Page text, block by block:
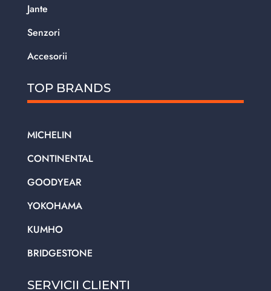
Jante
Senzori
Accesorii
TOP BRANDS
MICHELIN
CONTINENTAL
GOODYEAR
YOKOHAMA
KUMHO
BRIDGESTONE
SERVICII CLIENTI